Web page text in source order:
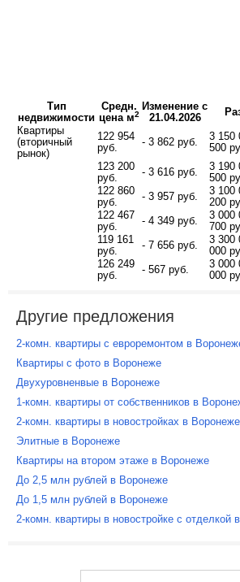
Тип
недвижимости
Средн.
цена м2
Изменение с
21.04.2026
Квартиры
(вторичный
рынок)
122 954
руб.
- 3 862 руб.
3 150
500
123 200
руб.
- 3 616 руб.
3 190
500
122 860
руб.
- 3 957 руб.
3 100
200
122 467
руб.
- 4 349 руб.
3 000
700
119 161
руб.
- 7 656 руб.
3 300
000
126 249
руб.
- 567 руб.
3 000
000
Другие предложения
2-комн. квартиры с евроремонтом в
Квартиры с фото в Воронеже
Двухуровненвые в Воронеже
1-комн. квартиры от собственников в
2-комн. квартиры в новостройках в Воронеже
Элитные в Воронеже
Квартиры на втором этаже в Воронеже
До 2,5 млн рублей в Воронеже
До 1,5 млн рублей в Воронеже
2-комн. квартиры в новостройке с отделкой